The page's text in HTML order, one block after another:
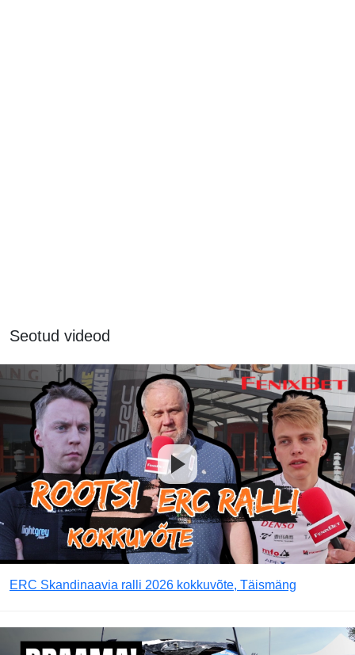
Seotud videod
ERC Skandinaavia ralli 2026 kokkuvõte, Täismäng